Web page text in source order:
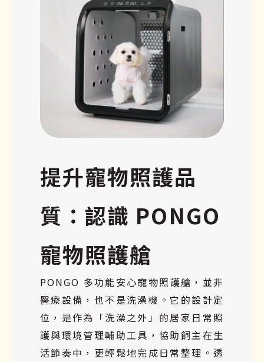
提升寵物照護品
質：認識 PONGO
寵物照護艙
PONGO 多功能安心寵物照護艙，並非
醫療設備，也不是洗澡機。它的設計定
位，是作為「洗澡之外」的居家日常照
護與環境管理輔助工具，協助飼主在生
活節奏中，更輕鬆地完成日常整理。透